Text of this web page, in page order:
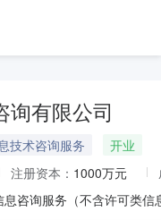
询有限公司
技术咨询服务
开业
注册资本： 1000万元